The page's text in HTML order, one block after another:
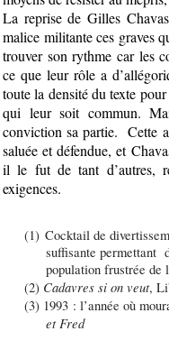
La reprise de Gilles
malice militante ces graves
trouver son rythme car les
ce que leur rôle a
toute la densité du texte
qui leur soit commun.
conviction sa partie. Cette
saluée et défendue, et
il le fut de tant d’autres,
exigences.
(1) Cocktail de
suffisante permettant
population frustrée de
(2) Cadavres si on veut,
(3) 1993 : l’année où
et Fred